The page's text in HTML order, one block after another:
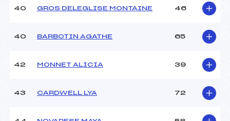
40 GROS DELEGLISE MONTAINE 46
40 BARBOTIN AGATHE 65
42 MONNET ALICIA 39
43 CARDWELL LYA 72